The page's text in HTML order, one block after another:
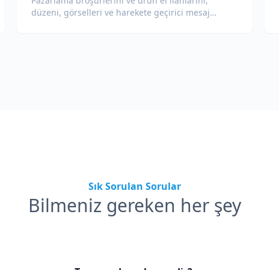
düzeni, görselleri ve harekete geçirici mesaj
Sık Sorulan Sorular
Bilmeniz gereken her şey